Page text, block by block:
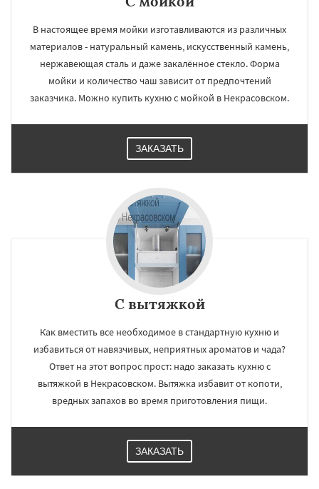
В настоящее время мойки изготавливаются из различных
материалов - натуральный камень, искусственный камень,
нержавеющая сталь и даже закалённое стекло. Форма
мойки и количество чаш зависит от предпочтений
заказчика. Можно купить кухню с мойкой в Некрасовском.
ЗАКАЗАТЬ
С вытяжкой
Как вместить все необходимое в стандартную кухню и
избавиться от навязчивых, неприятных ароматов и чада?
Ответ на этот вопрос прост: надо заказать кухню с
вытяжкой в Некрасовском. Вытяжка избавит от копоти,
вредных запахов во время приготовления пищи.
ЗАКАЗАТЬ